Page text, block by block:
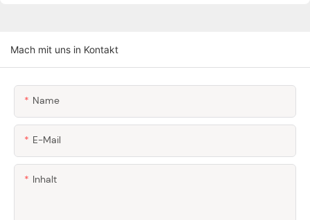
Mach mit uns in Kontakt
Name
E-Mail
Inhalt